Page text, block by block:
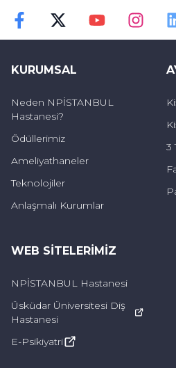
Karın ağrısı ise;
Sol üst karında,
Göbek çevresinde,
Sağ veya sol alt
Kasıklarda
ortaya çıkabilir ve farklı
kaynaklanabilir.
Mide ağrısını
Yemek sonrası yanma
Ekşime
Midede dolgunluk
KURUMSAL
Neden NPİSTANBUL
Hastanesi?
Ödüllerimiz
Ameliyathaneler
Teknolojiler
Anlaşmalı Kurumlar
3
WEB SITELERIMIZ
NPİSTANBUL Hastanesi
Üsküdar Üniversitesi Diş
Hastanesi
E-Psikiyatri